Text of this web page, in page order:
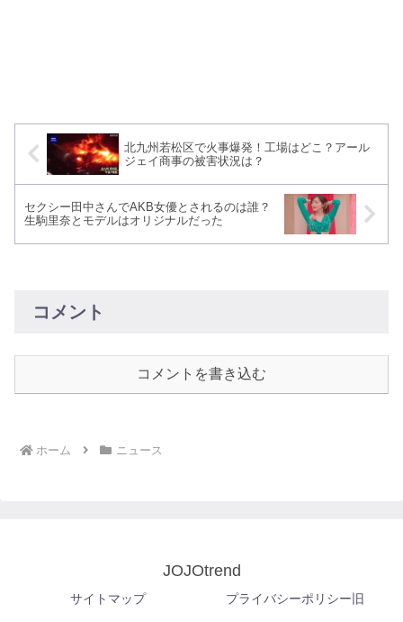
北九州若松区で火事爆発！工場はどこ？アール
ジェイ商事の被害状況は？
セクシー田中さんでAKB女優とされるのは誰？
生駒里奈とモデルはオリジナルだった
コメント
コメントを書き込む
ホーム ニュース
JOJOtrend
サイトマップ プライバシーポリシー旧